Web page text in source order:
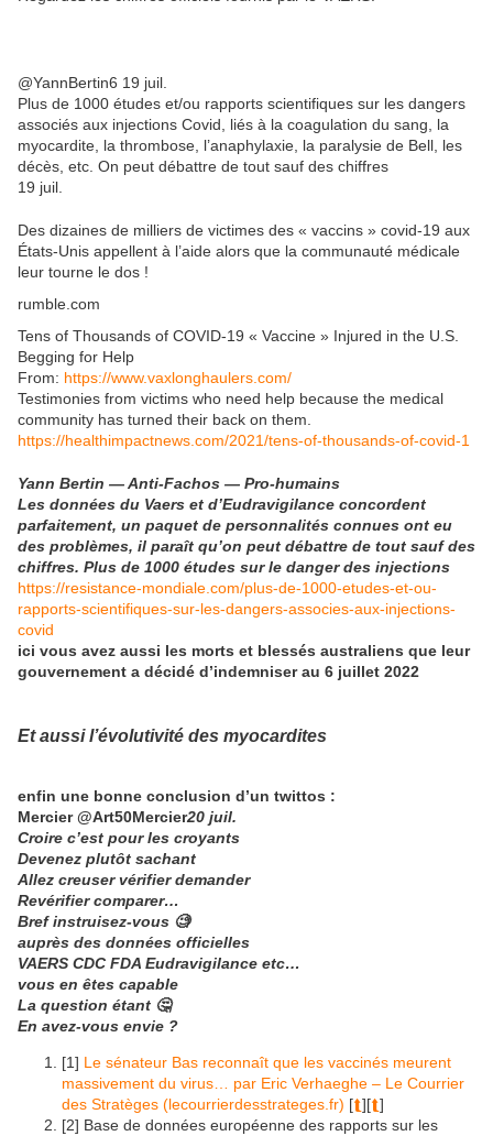
@YannBertin6 19 juil.
Plus de 1000 études et/ou rapports scientifiques sur les dangers
associés aux injections Covid, liés à la coagulation du sang, la
myocardite, la thrombose, l’anaphylaxie, la paralysie de Bell, les
décès, etc. On peut débattre de tout sauf des chiffres
19 juil.
Des dizaines de milliers de victimes des « vaccins » covid-19 aux
États-Unis appellent à l’aide alors que la communauté médicale
leur tourne le dos !
rumble.com
Tens of Thousands of COVID-19 « Vaccine » Injured in the U.S.
Begging for Help
From: https://www.vaxlonghaulers.com/
Testimonies from victims who need help because the medical
community has turned their back on them.
https://healthimpactnews.com/2021/tens-of-thousands-of-covid-1
Yann Bertin — Anti-Fachos — Pro-humains
Les données du Vaers et d’Eudravigilance concordent
parfaitement, un paquet de personnalités connues ont eu
des problèmes, il paraît qu’on peut débattre de tout sauf des
chiffres. Plus de 1000 études sur le danger des injections
https://resistance-mondiale.com/plus-de-1000-etudes-et-ou-
rapports-scientifiques-sur-les-dangers-associes-aux-injections-
covid
ici vous avez aussi les morts et blessés australiens que leur
gouvernement a décidé d’indemniser au 6 juillet 2022
Et aussi l’évolutivité des myocardites
enfin une bonne conclusion d’un twittos :
Mercier @Art50Mercier20 juil.
Croire c’est pour les croyants
Devenez plutôt sachant
Allez creuser vérifier demander
Revérifier comparer…
Bref instruisez-vous 🧐
auprès des données officielles
VAERS CDC FDA Eudravigilance etc…
vous en êtes capable
La question étant 🤔
En avez-vous envie ?
[1] Le sénateur Bas reconnaît que les vaccinés meurent
massivement du virus… par Eric Verhaeghe – Le Courrier
des Stratèges (lecourrierdesstrateges.fr) [⮬][⮬]
[2] Base de données européenne des rapports sur les